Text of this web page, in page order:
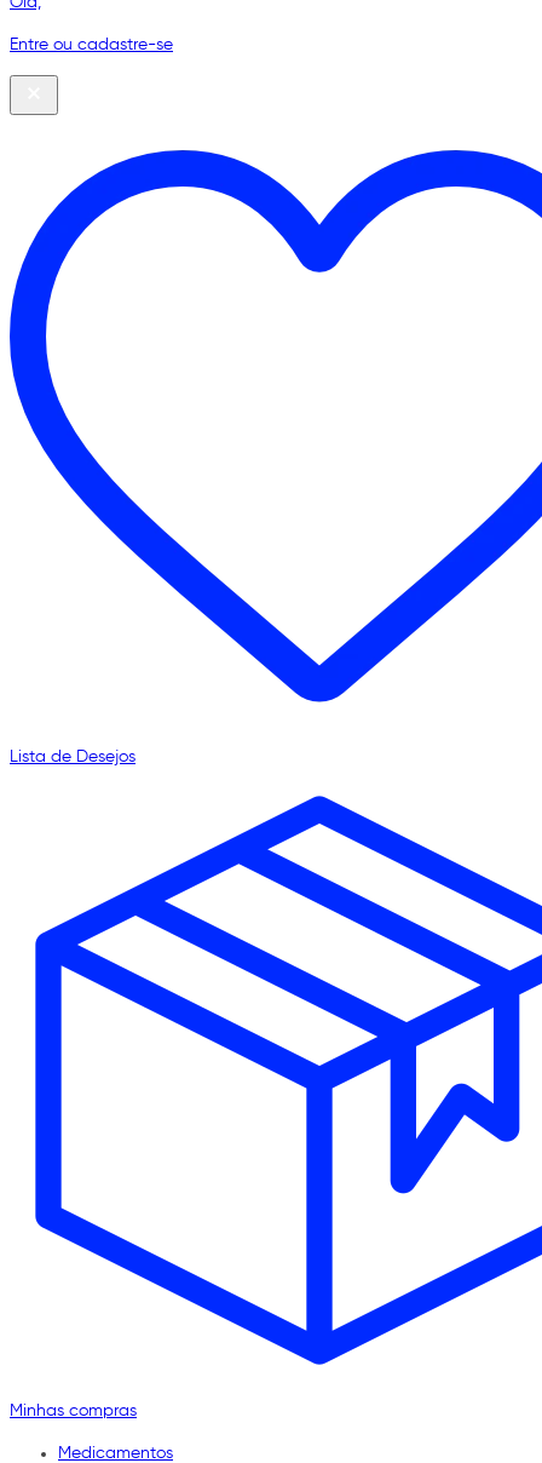
Entre ou cadastre-se
Lista de Desejos
Minhas compras
Medicamentos